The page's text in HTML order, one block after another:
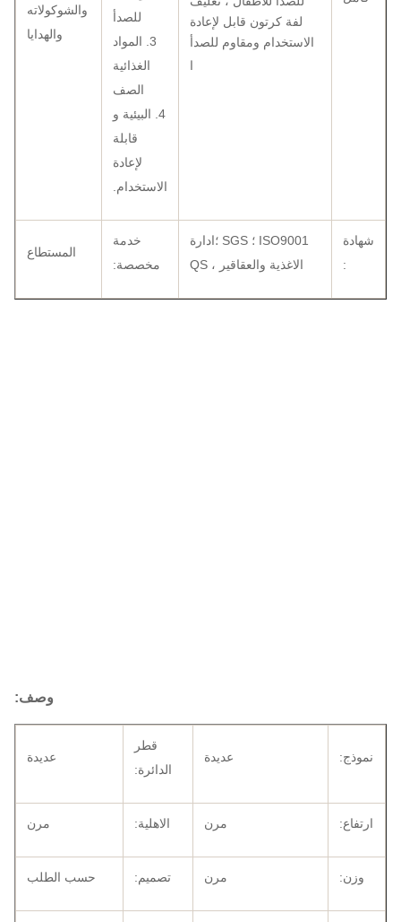
ا
للصدأ
3. المواد
الغذائية
الصف
4. البيئية و
قابلة
لإعادة
الاستخدام.
والشوكولاته
والهدايا
شهادة
:
ISO9001 ؛ SGS ؛ادارة
الاغذية والعقاقير ، QS
خدمة
مخصصة:
المستطاع
وصف:
نموذج: عديدة
قطر
الدائرة:
عديدة
ارتفاع: مرن الاهلية: مرن
وزن: مرن تصميم: حسب الطلب